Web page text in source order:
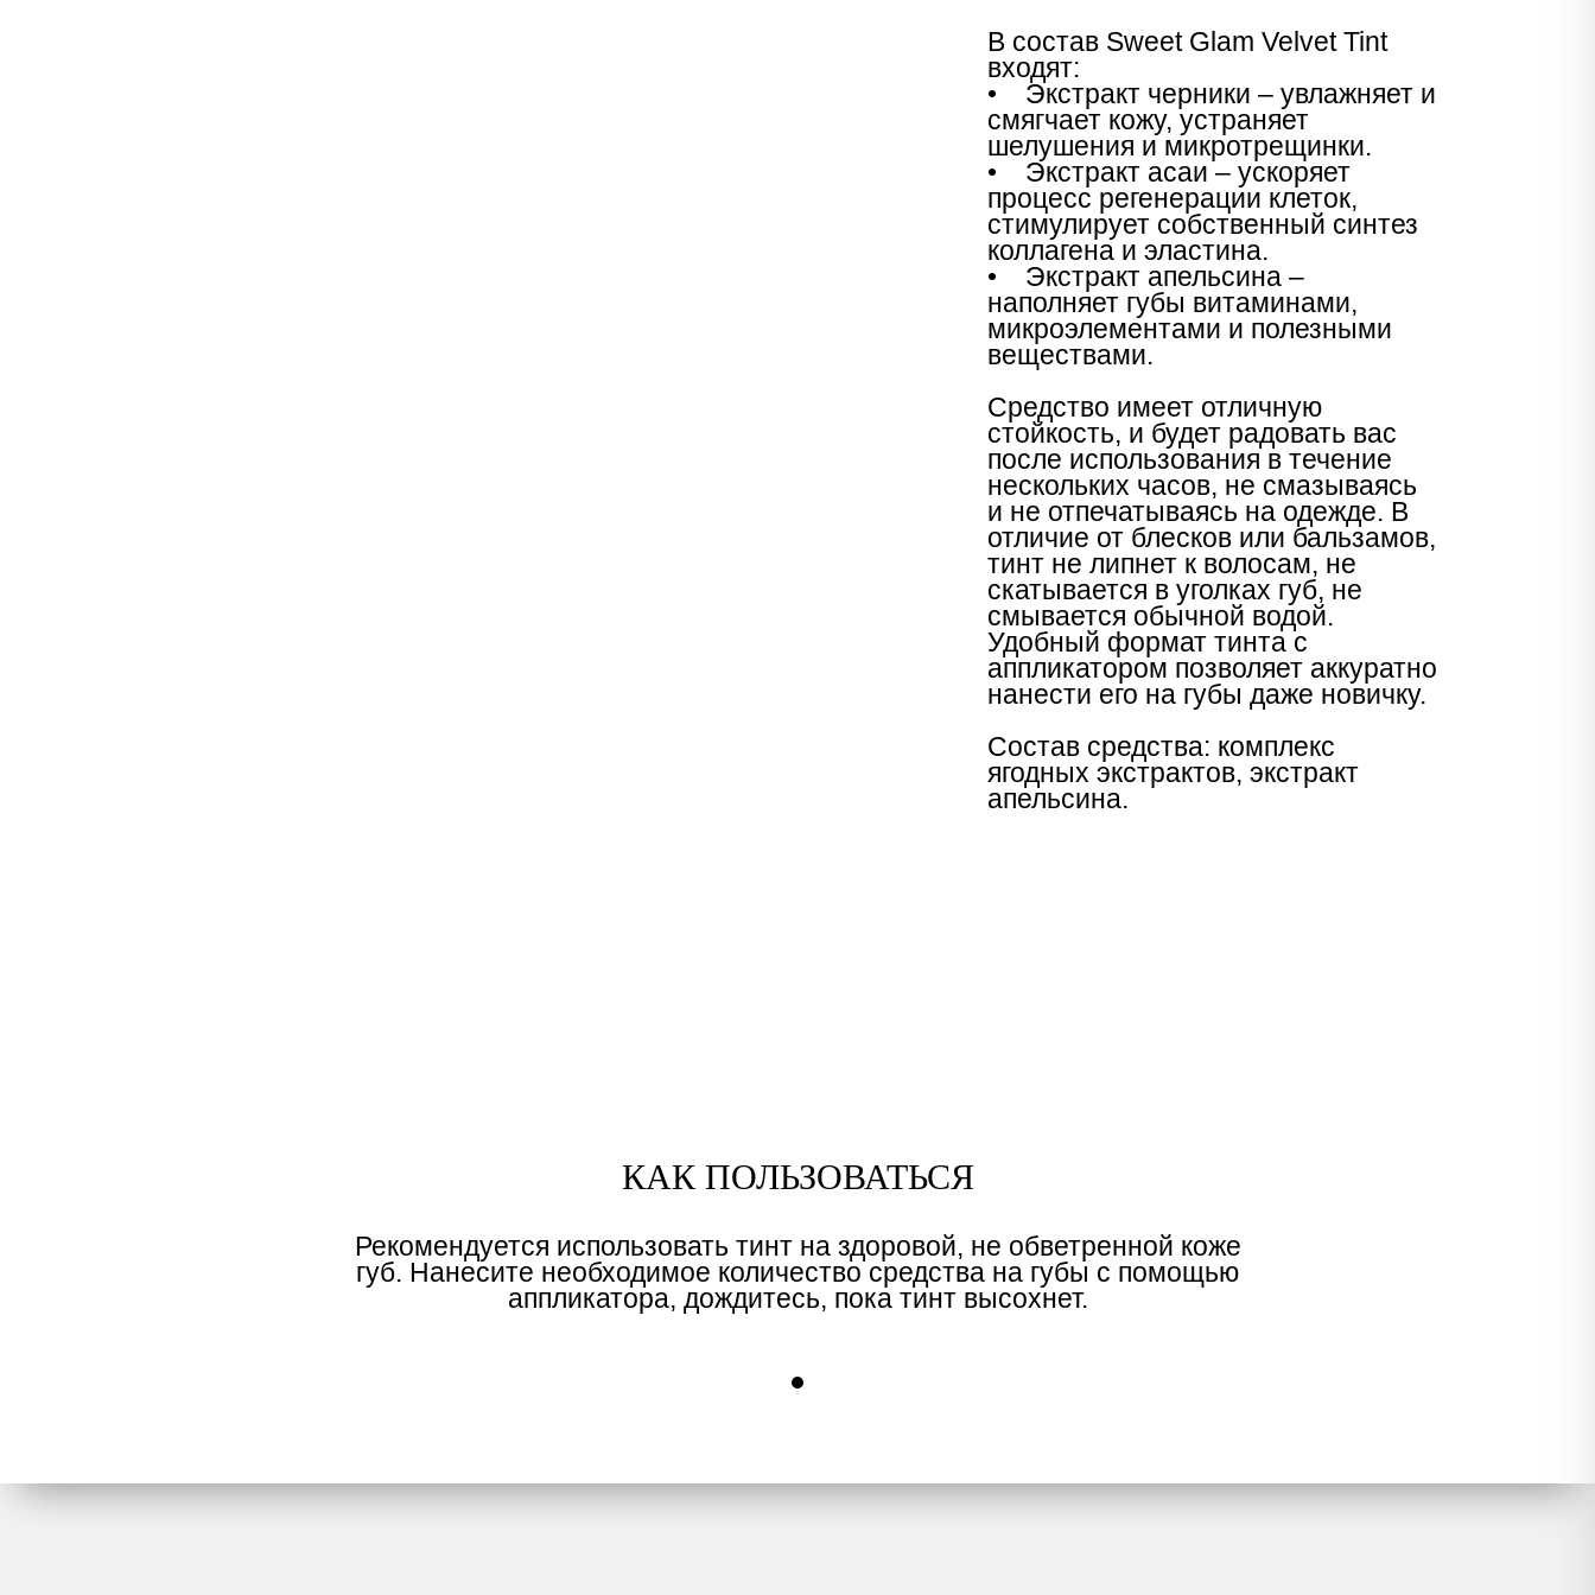
В состав Sweet Glam Velvet Tint
входят:
• Экстракт черники – увлажняет и
смягчает кожу, устраняет
шелушения и микротрещинки.
• Экстракт асаи – ускоряет
процесс регенерации клеток,
стимулирует собственный синтез
коллагена и эластина.
• Экстракт апельсина –
наполняет губы витаминами,
микроэлементами и полезными
веществами.
Средство имеет отличную
стойкость, и будет радовать вас
после использования в течение
нескольких часов, не смазываясь
и не отпечатываясь на одежде. В
отличие от блесков или бальзамов,
тинт не липнет к волосам, не
скатывается в уголках губ, не
смывается обычной водой.
Удобный формат тинта с
аппликатором позволяет аккуратно
нанести его на губы даже новичку.
Состав средства: комплекс
ягодных экстрактов, экстракт
апельсина.
КАК ПОЛЬЗОВАТЬСЯ
Рекомендуется использовать тинт на здоровой, не обветренной коже
губ. Нанесите необходимое количество средства на губы с помощью
аппликатора, дождитесь, пока тинт высохнет.